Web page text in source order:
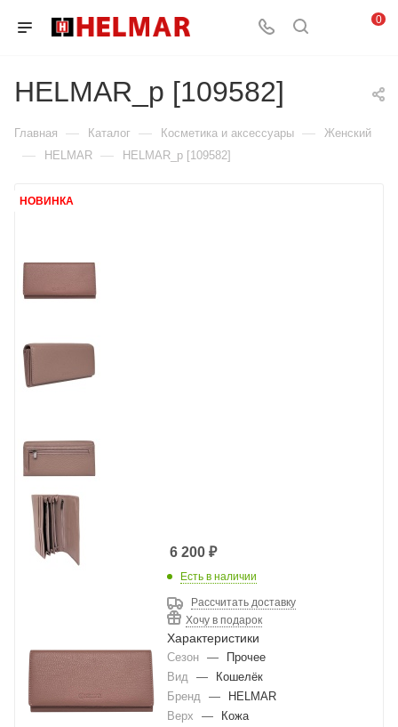
0
HELMAR_p [109582]
Главная — Каталог — Косметика и аксессуары — Женский
— HELMAR — HELMAR_p [109582]
НОВИНКА
6 200₽
Есть в наличии
Рассчитать доставку
Хочу в подарок
Характеристики
Сезон —
Прочее
Вид
—
Кошелёк
Бренд
—
HELMAR
Верх
—
Кожа